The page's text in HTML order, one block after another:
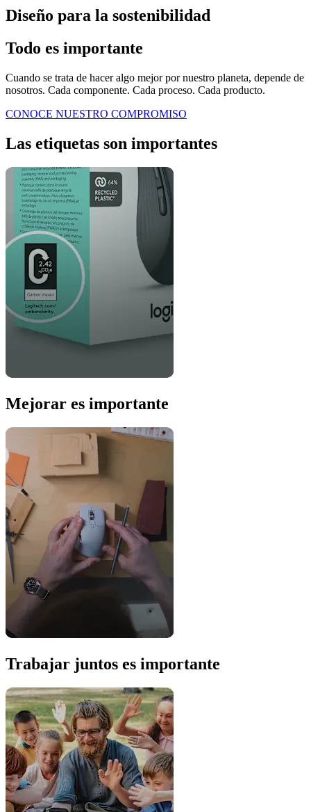
Diseño para la sostenibilidad
Todo es importante
Cuando se trata de hacer algo mejor por nuestro planeta, depende de
nosotros. Cada componente. Cada proceso. Cada producto.
CONOCE NUESTRO COMPROMISO
Las etiquetas son importantes
Mejorar es importante
Trabajar juntos es importante